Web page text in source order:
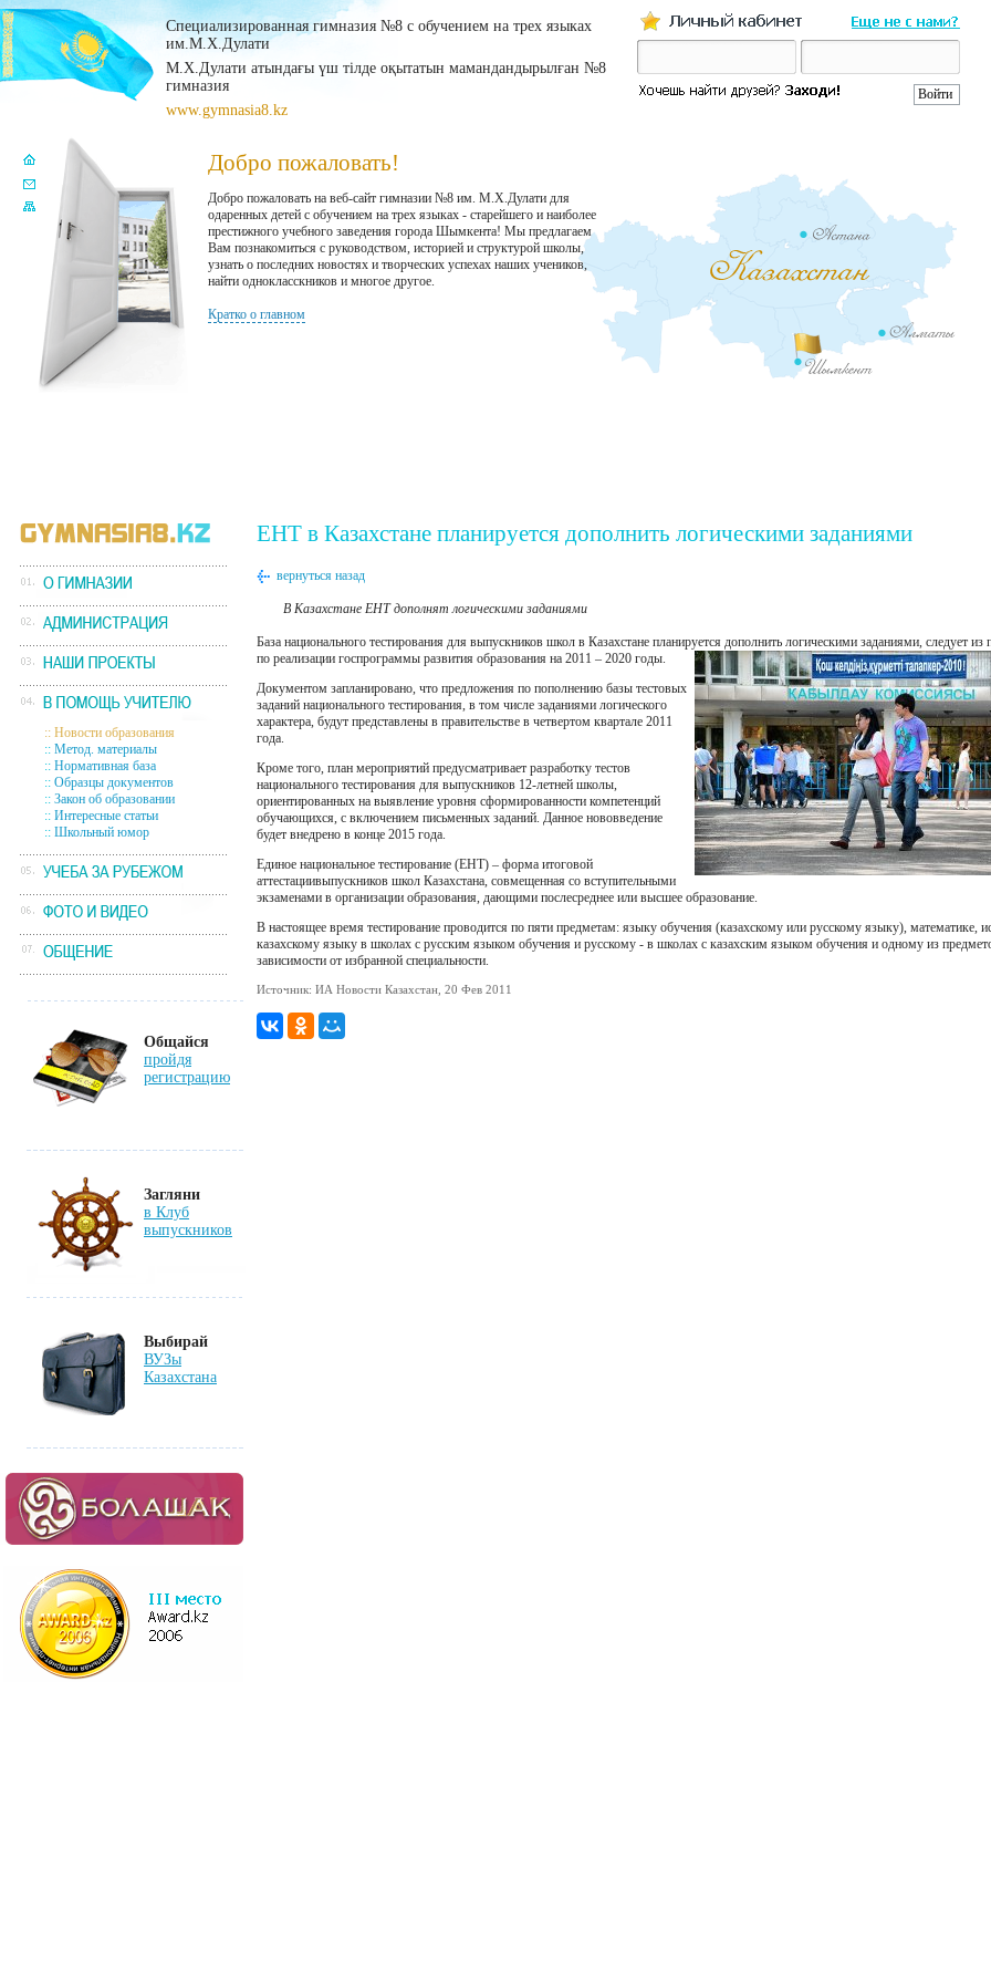
Специализированная гимназия №8 с обучением на трех языках
им.М.Х.Дулати
М.Х.Дулати атындағы үш тілде оқытатын мамандандырылған №8
гимназия
www.gymnasia8.kz
Добро пожаловать!
Добро пожаловать на веб-сайт гимназии №8 им. М.Х.Дулати для
одаренных детей с обучением на трех языках - старейшего и наиболее
престижного учебного заведения города Шымкента! Мы предлагаем
Вам познакомиться с руководством, историей и структурой школы,
узнать о последних новостях и творческих успехах наших учеников,
найти однокласскников и многое другое.
Кратко о главном
:: Новости образования
:: Метод. материалы
:: Нормативная база
:: Образцы документов
:: Закон об образовании
:: Интересные статьи
:: Школьный юмор
Общайся
пройдя
регистрацию
Загляни
в Клуб
выпускников
Выбирай
ВУЗы
Казахстана
ЕНТ в Казахстане планируется дополнить логическими заданиями
вернуться назад
В Казахстане ЕНТ дополнят логическими заданиями
База национального тестирования для выпускников школ в Казахстане планируется дополнить логическими заданиями, следует из
по реализации госпрограммы развития образования на 2011 – 2020 годы.
Документом запланировано, что предложения по пополнению базы тестовых
заданий национального тестирования, в том числе заданиями логического
характера, будут представлены в правительстве в четвертом квартале 2011
года.
Кроме того, план мероприятий предусматривает разработку тестов
национального тестирования для выпускников 12-летней школы,
ориентированных на выявление уровня сформированности компетенций
обучающихся, с включением письменных заданий. Данное нововведение
будет внедрено в конце 2015 года.
Единое национальное тестирование (ЕНТ) – форма итоговой
аттестациивыпускников школ Казахстана, совмещенная со вступительными
экзаменами в организации образования, дающими послесреднее или высшее образование.
В настоящее время тестирование проводится по пяти предметам: языку обучения (казахскому или русскому языку), математике,
казахскому языку в школах с русским языком обучения и русскому - в школах с казахским языком обучения и одному из
зависимости от избранной специальности.
Источник: ИА Новости Казахстан, 20 Фев 2011